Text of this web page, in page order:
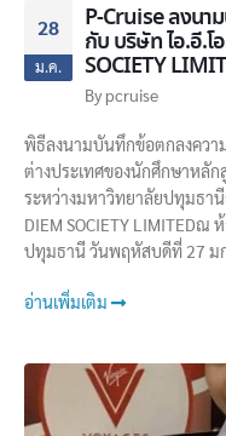
28
ม.ค.
P-Cruise ลงนา
กับ บริษัท ไอ.อี.โ
SOCIETY
By pcruise
พิธีลงนามบันทึกข้อตกลงควา
ต่างประเทศของนักศึกษาหลัก
ระหว่างมหาวิทยาลัยปทุมธานี
DIEM SOCIETY LIMITED
ปทุมธานี วันพฤหัสบดีที่ 27 ม
อ่านเพิ่มเติม